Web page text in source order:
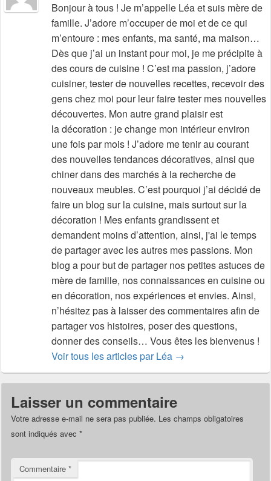
Bonjour à tous ! Je m’appelle Léa et suis mère de
famille. J’adore m’occuper de moi et de ce qui
m’entoure : mes enfants, ma santé, ma maison…
Dès que j’ai un instant pour moi, je me précipite à
des cours de cuisine ! C’est ma passion, j’adore
cuisiner, tester de nouvelles recettes, recevoir des
gens chez moi pour leur faire tester mes nouvelles
découvertes. Mon autre grand plaisir est
la décoration : je change mon intérieur environ
une fois par mois ! J’adore me tenir au courant
des nouvelles tendances décoratives, ainsi que
chiner dans des marchés à la recherche de
nouveaux meubles. C’est pourquoi j’ai décidé de
faire un blog sur la cuisine, mais surtout sur la
décoration ! Mes enfants grandissent et
demandent moins d’attention, ainsi, j'ai le temps
de partager avec les autres mes passions. Mon
blog a pour but de partager nos petites astuces de
mère de famille, nos connaissances en cuisine ou
en décoration, nos expériences et envies. Ainsi,
n’hésitez pas à laisser des commentaires afin de
partager vos histoires, poser des questions,
donner des conseils… Vous êtes les bienvenus !
Voir tous les articles par Léa →
Laisser un commentaire
Votre adresse e-mail ne sera pas publiée. Les champs obligatoires
sont indiqués avec *
Commentaire *